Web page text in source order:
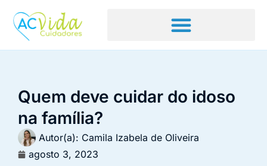
Quem deve cuidar do idoso
na família?
Autor(a): Camila Izabela de Oliveira
agosto 3, 2023